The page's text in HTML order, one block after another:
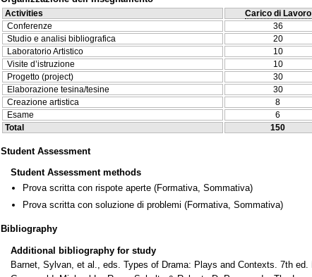
Activities Carico di Lavoro
Conferenze
36
Studio e analisi bibliografica
20
Laboratorio Artistico
10
Visite d’istruzione
10
Progetto (project)
30
Elaborazione tesina/tesine
30
Creazione artistica
8
Esame
6
Total
150
Student Assessment
Student Assessment methods
Prova scritta con rispote aperte (Formativa, Sommativa)
Prova scritta con soluzione di problemi (Formativa, Sommativa)
Bibliography
Additional bibliography for study
Barnet, Sylvan, et al., eds. Types of Drama: Plays and Contexts. 7th ed.